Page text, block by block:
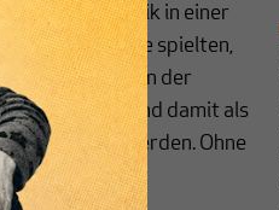
über Klimapolitik in einer
eine Rolle spielten,
Gesellschaft, in der
Wirtschaft und damit als
angesehen werden. Ohne